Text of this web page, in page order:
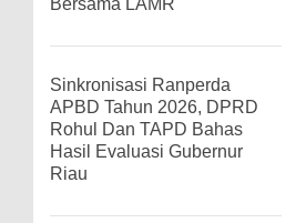
Sinkronisasi Ranperda
APBD Tahun 2026, DPRD
Rohul Dan TAPD Bahas
Hasil Evaluasi Gubernur
Riau